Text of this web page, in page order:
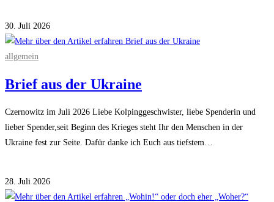
backstage
Jugendliche
30
Jahre
30. Juli 2026
allgemein
Brief aus der Ukraine
Czernowitz im Juli 2026 Liebe Kolpinggeschwister, liebe Spenderin und
lieber Spender,seit Beginn des Krieges steht Ihr den Menschen in der
Ukraine fest zur Seite. Dafür danke ich Euch aus tiefstem…
aus
28. Juli 2026